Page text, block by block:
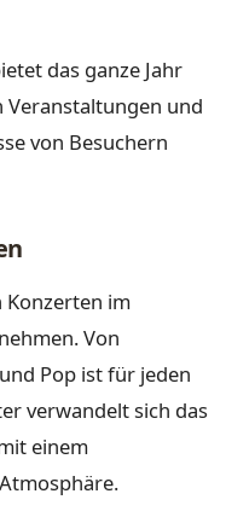
das ganze Jahr
Veranstaltungen und
von Besuchern
Konzerten im
Von
Pop ist für jeden
verwandelt sich das
einem